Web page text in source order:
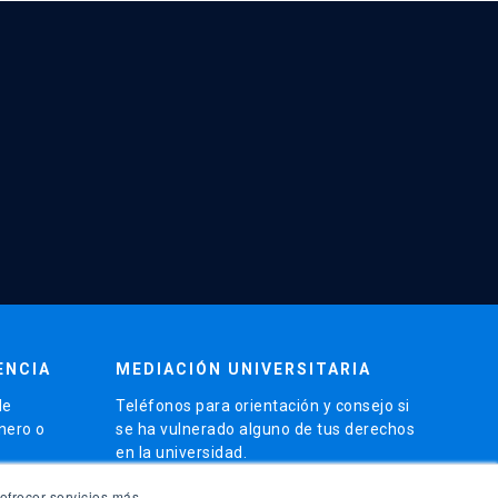
o
MEDIACIÓN UNIVERSITARIA
Teléfonos para orientación y consejo si
se ha vulnerado alguno de tus derechos
en la universidad.